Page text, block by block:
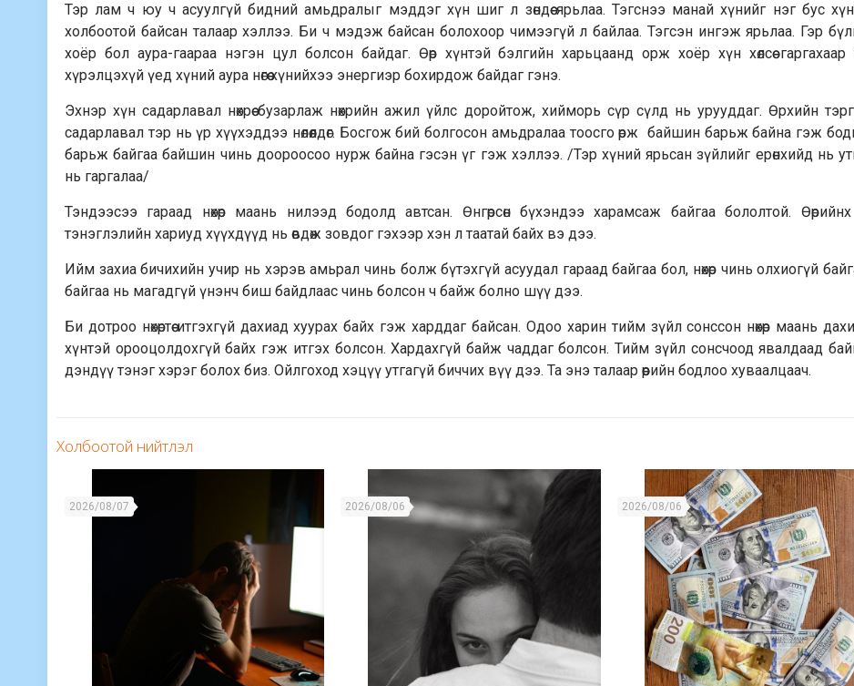
Тэр лам ч юу ч асуулгүй бидний амьдралыг мэддэг хүн шиг л зөндөө ярьлаа. Тэгснээ манай хүнийг нэг бус
холбоотой байсан талаар хэллээ. Би ч мэдэж байсан болохоор чимээгүй л байлаа. Тэгсэн ингэж ярьлаа. Гэр
хоёр бол аура-гаараа нэгэн цул болсон байдаг. Өөр хүнтэй бэлгийн харьцаанд орж хоёр хүн хөлсөө гаргахаар
хүрэлцэхүй үед хүний аура нөгөө хүнийхээ энергиэр бохирдож байдаг гэнэ.
Эхнэр хүн садарлавал нөхрөө бузарлаж нөхрийн ажил үйлс доройтож, хийморь сүр сүлд нь урууддаг. Өрхийн
садарлавал тэр нь үр хүүхэддээ нөлөөлдөг. Босгож бий болгосон амьдралаа тоосго өрж байшин барьж байна гэж
барьж байгаа байшин чинь доороосоо нурж байна гэсэн үг гэж хэллээ. /Тэр хүний ярьсан зүйлийг ерөнхийд нь
нь гаргалаа/
Тэндээсээ гараад нөхөр маань нилээд бодолд автсан. Өнгөрсөн бүхэндээ харамсаж байгаа бололтой.
тэнэглэлийн хариуд хүүхдүүд нь өвдөж зовдог гэхээр хэн л таатай байх вэ дээ.
Ийм захиа бичихийн учир нь хэрэв амьрал чинь болж бүтэхгүй асуудал гараад байгаа бол, нөхөр чинь олхиогүй
байгаа нь магадгүй үнэнч биш байдлаас чинь болсон ч байж болно шүү дээ.
Би дотроо нөхөртөө итгэхгүй дахиад хуурах байх гэж харддаг байсан. Одоо харин тийм зүйл сонссон нөхөр маань дахин
хүнтэй орооцолдохгүй байх гэж итгэх болсон. Хардахгүй байж чаддаг болсон. Тийм зүйл сонсчоод явалдаад
дэндүү тэнэг хэрэг болох биз. Ойлгоход хэцүү утгагүй биччих вүү дээ. Та энэ талаар өөрийн бодлоо хуваалцаач.
Холбоотой нийтлэл
2026/08/07 2026/08/06 2026/08/06